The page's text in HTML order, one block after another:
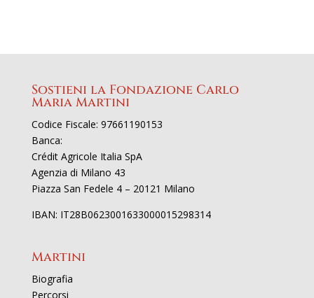
Sostieni la Fondazione Carlo
Maria Martini
Codice Fiscale: 97661190153
Banca:
Crédit Agricole Italia SpA
Agenzia di Milano 43
Piazza San Fedele 4 – 20121 Milano
IBAN: IT28B0623001633000015298314
Martini
Biografia
Percorsi